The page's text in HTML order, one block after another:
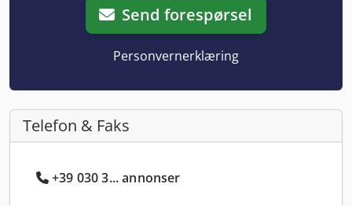
Send forespørsel
Personvernerklæring
Telefon & Faks
+39 030 3... annonser